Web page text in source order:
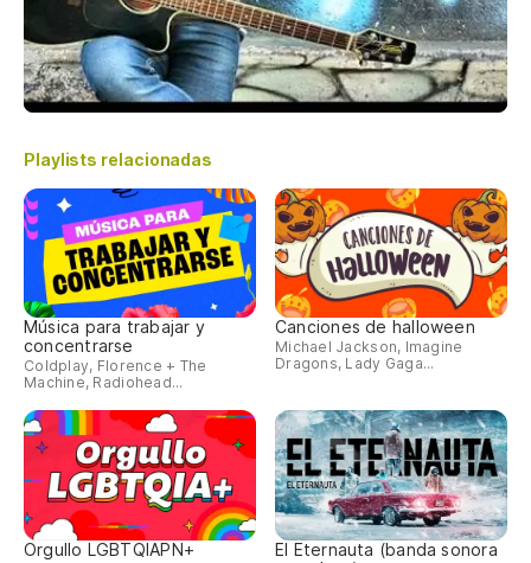
Playlists relacionadas
Música para trabajar y
concentrarse
Coldplay, Florence + The
Machine, Radiohead...
Canciones de halloween
Michael Jackson, Imagine
Dragons, Lady Gaga...
Orgullo LGBTQIAPN+
El Eternauta (banda sonora